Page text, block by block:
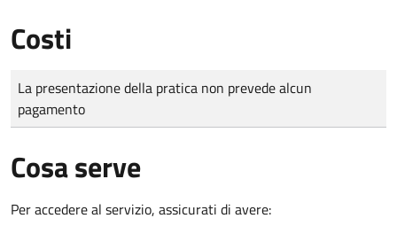
Costi
Tipo di pagamento
Importo
La presentazione della pratica non prevede alcun
pagamento
Cosa serve
Per accedere al servizio, assicurati di avere: